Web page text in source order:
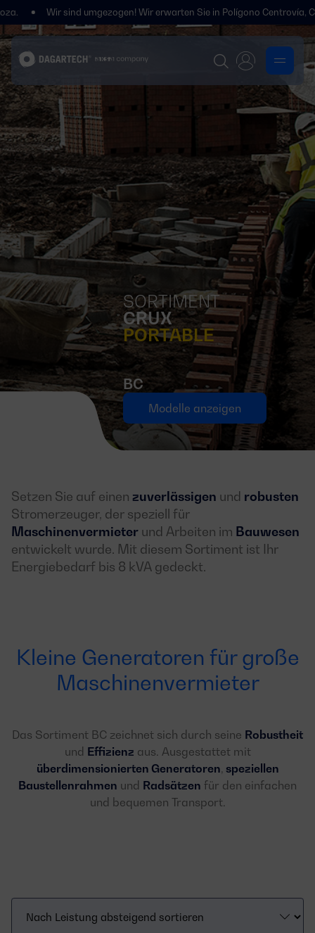
Wir sind umgezogen! Wir erwarten Sie in Polígono Centrovía, Calle La
SORTIMENT
CRUX
PORTABLE
BC
Modelle anzeigen
Setzen Sie auf einen zuverlässigen und robusten
Stromerzeuger, der speziell für
Maschinenvermieter und Arbeiten im Bauwesen
entwickelt wurde. Mit diesem Sortiment ist Ihr
Energiebedarf bis 8 kVA gedeckt.
Kleine Generatoren für große
Maschinenvermieter
Das Sortiment BC zeichnet sich durch seine Robustheit
und Effizienz aus. Ausgestattet mit
überdimensionierten Generatoren, speziellen
Baustellenrahmen und Radsätzen für den einfachen
und bequemen Transport.